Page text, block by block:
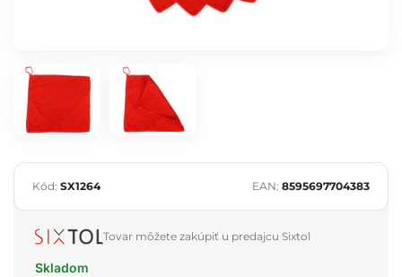
Kód: SX1264 EAN: 8595697704383
Tovar môžete zakúpiť u predajcu Sixtol
Skladom